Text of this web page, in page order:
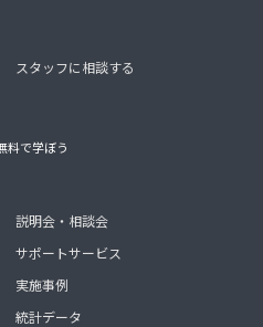
スタッフに相談する
料で学ぼう
説明会・相談会
サポートサービス
実施事例
統計データ